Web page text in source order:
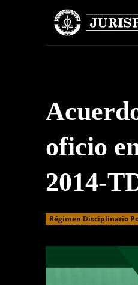
oficio
2014-
Régimen Disciplinario